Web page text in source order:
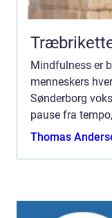
Mindfulness er
menneskers
Sønderborg
pause fra
oplever, at
Thomas